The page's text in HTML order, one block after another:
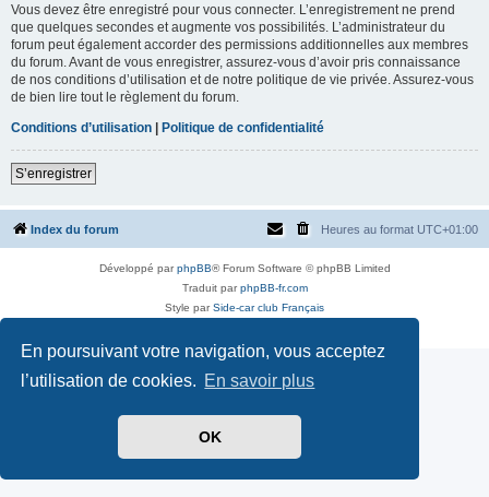
En poursuivant votre navigation, vous acceptez
l’utilisation de cookies. En savoir plus
OK
Vous devez être enregistré pour vous connecter. L’enregistrement ne prend
que quelques secondes et augmente vos possibilités. L’administrateur du
forum peut également accorder des permissions additionnelles aux membres
du forum. Avant de vous enregistrer, assurez-vous d’avoir pris connaissance
de nos conditions d’utilisation et de notre politique de vie privée. Assurez-vous
de bien lire tout le règlement du forum.
Conditions d’utilisation | Politique de confidentialité
S’enregistrer
Index du forum Heures au format UTC+01:00
Développé parphpBB® Forum Software © phpBB Limited
Traduit parphpBB-fr.com
Style parSide-car club Français